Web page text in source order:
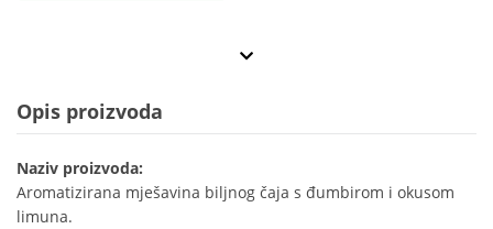
Opis proizvoda
Naziv proizvoda:
Aromatizirana mješavina biljnog čaja s đumbirom i okusom
limuna.